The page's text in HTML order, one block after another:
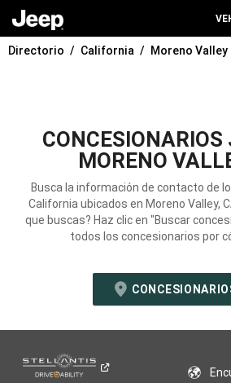
Directorio California Moreno Valley
CONCESIONARIOS
MORENO
Busca la información de contacto de
California ubicados en Moreno Valley,
que buscas? Haz clic en "Buscar
todos los concesionarios por